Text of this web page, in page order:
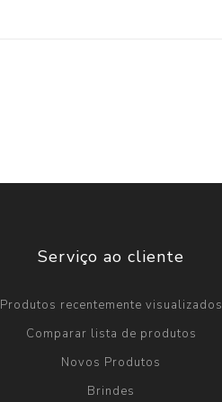
Serviço ao cliente
Produtos recentemente visualizados
Comparar lista de produtos
Novos Produtos
Brindes